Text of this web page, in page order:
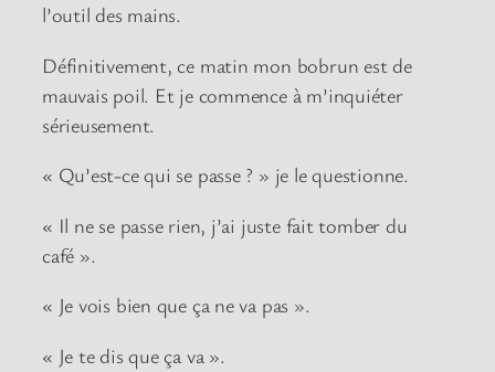
l’outil des mains.
Définitivement, ce matin mon bobrun est de
mauvais poil. Et je commence à m’inquiéter
sérieusement.
« Qu’est-ce qui se passe ? » je le questionne.
« Il ne se passe rien, j’ai juste fait tomber du
café ».
« Je vois bien que ça ne va pas ».
« Je te dis que ça va ».